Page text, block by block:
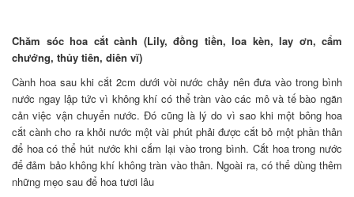
Chăm sóc hoa cắt cành (Lily, đồng tiền, loa kèn, lay ơn, cẩm
chướng, thủy tiên, diên vĩ)
Cành hoa sau khi cắt 2cm dưới vòi nước chảy nên đưa vào trong bình
nước ngay lập tức vì không khí có thể tràn vào các mô và tế bào ngăn
cản việc vận chuyển nước. Đó cũng là lý do vì sao khi một bông hoa
cắt cành cho ra khỏi nước một vài phút phải được cắt bỏ một phần thân
để hoa có thể hút nước khi cắm lại vào trong bình. Cắt hoa trong nước
để đảm bảo không khí không tràn vào thân. Ngoài ra, có thể dùng thêm
những mẹo sau để hoa tươi lâu